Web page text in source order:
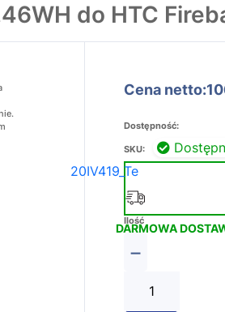
do HTC
Cena
Dostępność:
SKU:
20IV419_Te
DARMOWA
Ilość
−